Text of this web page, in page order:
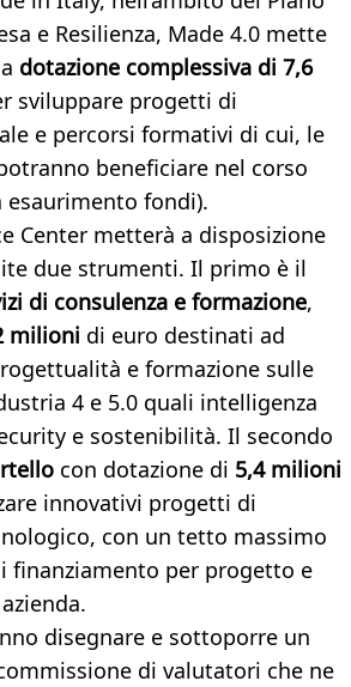
e Resilienza, Made 4.0 mette
dotazione complessiva di 7,6
sviluppare progetti di
e percorsi formativi di cui, le
beneficiare nel corso
esaurimento fondi).
Center metterà a disposizione
due strumenti. Il primo è il
di consulenza e formazione,
milioni di euro destinati ad
e formazione sulle
4 e 5.0 quali intelligenza
e sostenibilità. Il secondo
con dotazione di 5,4 milioni
innovativi progetti di
con un tetto massimo
finanziamento per progetto e
disegnare e sottoporre un
di valutatori che ne